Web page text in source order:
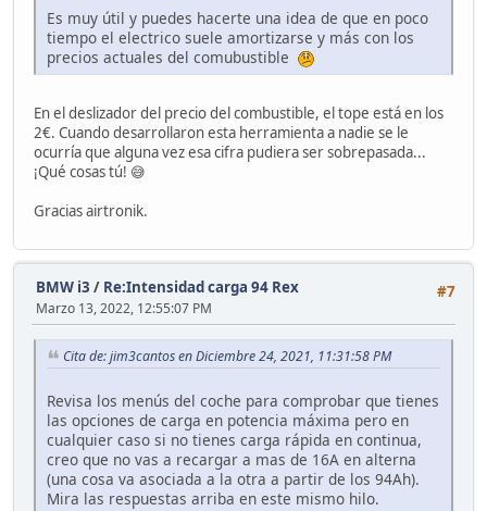
Es muy útil y puedes hacerte una idea de que en poco
tiempo el electrico suele amortizarse y más con los
precios actuales del comubustible
En el deslizador del precio del combustible, el tope está en los
2€. Cuando desarrollaron esta herramienta a nadie se le
ocurría que alguna vez esa cifra pudiera ser sobrepasada...
¡Qué cosas tú! 😅
Gracias airtronik.
#7
BMW i3 / Re:Intensidad carga 94 Rex
Marzo 13, 2022, 12:55:07 PM
Cita de: jim3cantos en Diciembre 24, 2021, 11:31:58 PM
Revisa los menús del coche para comprobar que tienes
las opciones de carga en potencia máxima pero en
cualquier caso si no tienes carga rápida en continua,
creo que no vas a recargar a mas de 16A en alterna
(una cosa va asociada a la otra a partir de los 94Ah).
Mira las respuestas arriba en este mismo hilo.